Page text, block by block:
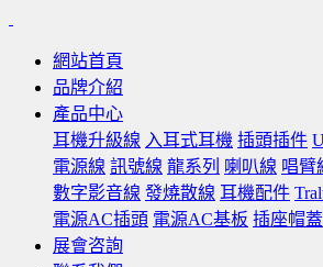
網站首頁
品牌介紹
產品中心
耳機升級線 入耳式耳機 插頭插件
電源線 訊號線 龍系列 喇叭線 唱臂
數字影音線 發燒散線 耳機配件
電源AC插頭 電源AC基板 插座帽蓋
展會咨詢